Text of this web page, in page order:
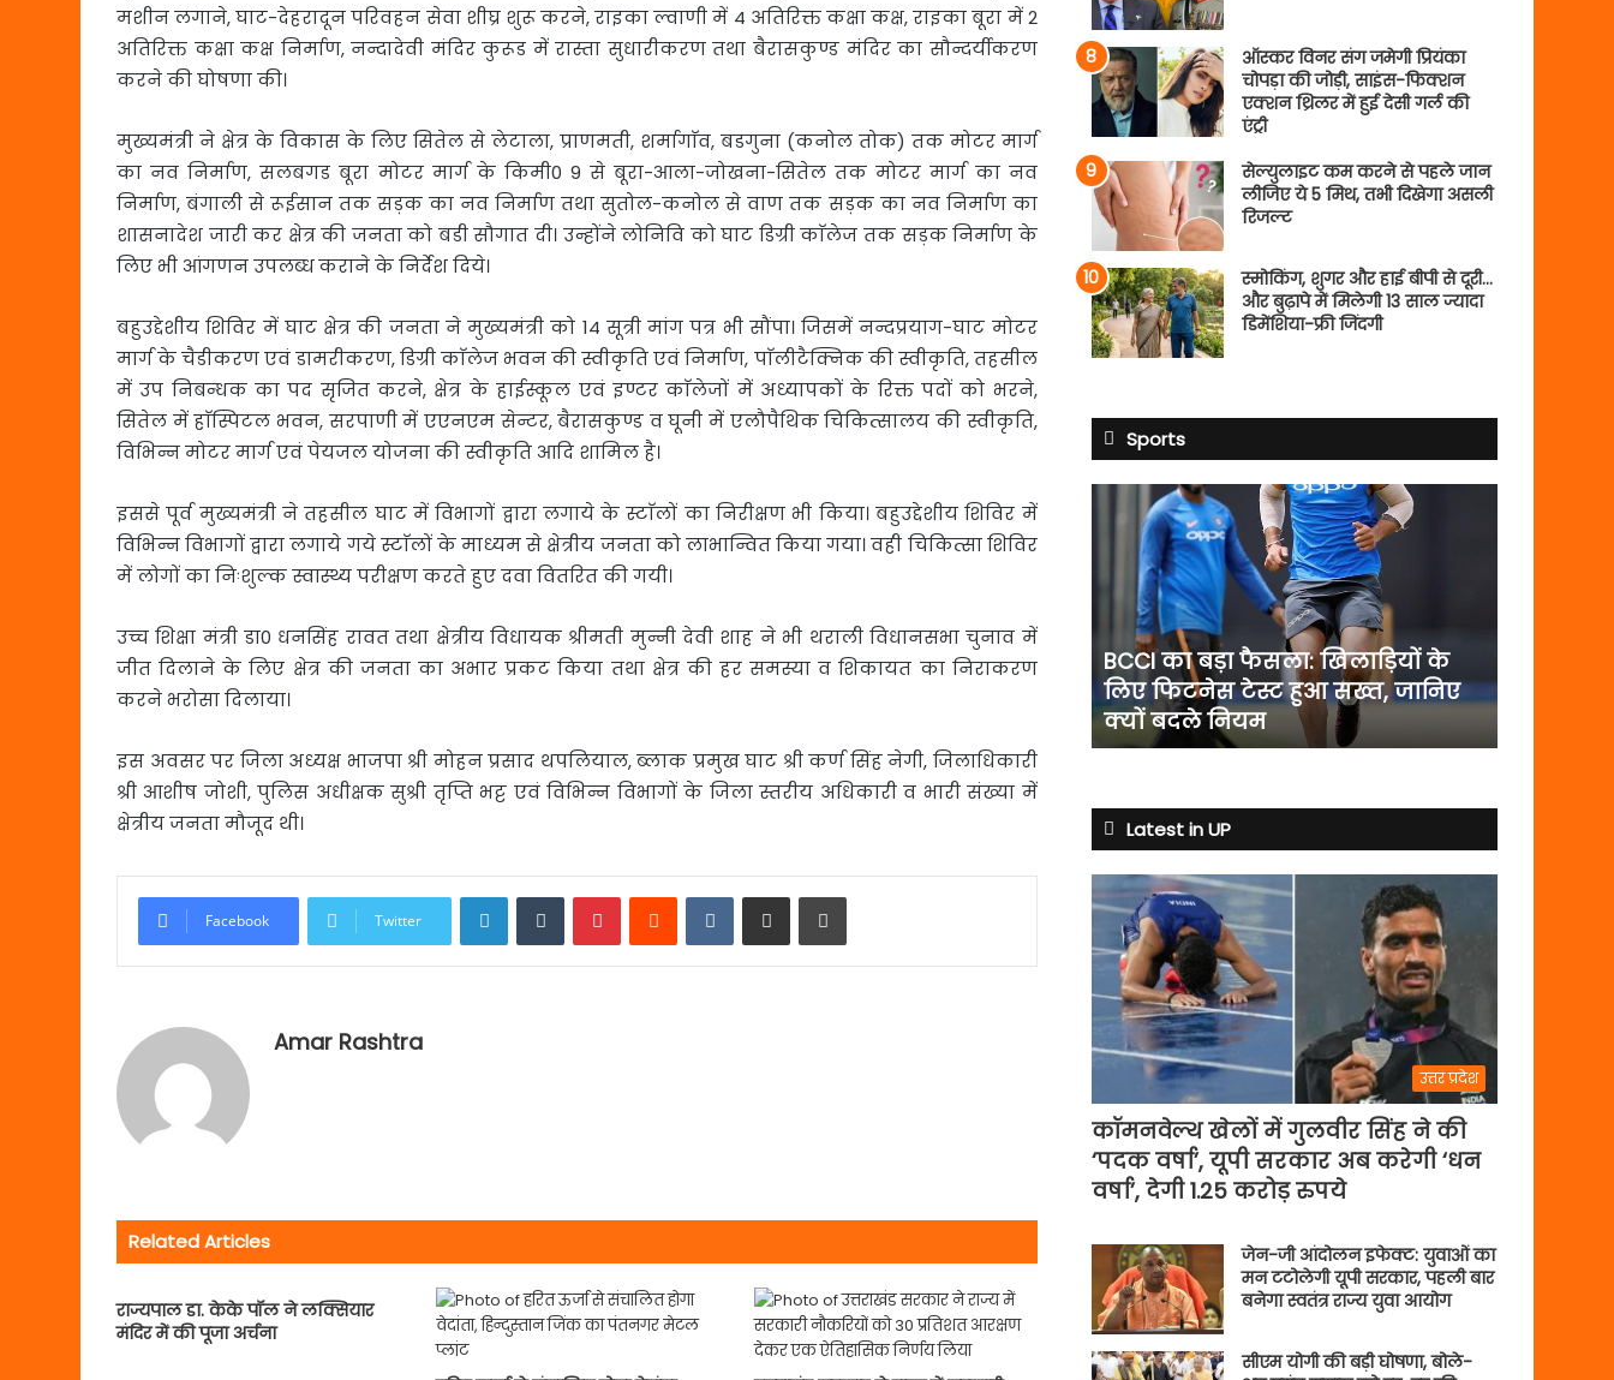
मशीन लगाने, घाट-देहरादून परिवहन सेवा शीघ्र शुरू करने, राइका ल्वाणी में 4 अतिरिक्त कक्षा कक्ष, राइका बूरा में 2
अतिरिक्त कक्षा कक्ष निर्माण, नन्दादेवी मंदिर कुरूड में रास्ता सुधारीकरण तथा बैरासकुण्ड मंदिर का सौन्दर्यीकरण
करने की घोषणा की।
मुख्यमंत्री ने क्षेत्र के विकास के लिए सितेल से लेटाला, प्राणमती, शर्मागाॅव, बडगुना (कनोल तोक) तक मोटर मार्ग
का नव निर्माण, सलबगड बूरा मोटर मार्ग के किमी0 9 से बूरा-आला-जोखना-सितेल तक मोटर मार्ग का नव
निर्माण, बंगाली से रूईसान तक सड़क का नव निर्माण तथा सुतोल-कनोल से वाण तक सड़क का नव निर्माण का
शासनादेश जारी कर क्षेत्र की जनता को बडी सौगात दी। उन्होंने लोनिवि को घाट डिग्री काॅलेज तक सड़क निर्माण के
लिए भी आंगणन उपलब्ध कराने के निर्देश दिये।
बहुउद्देशीय शिविर में घाट क्षेत्र की जनता ने मुख्यमंत्री को 14 सूत्री मांग पत्र भी सौंपा। जिसमें नन्दप्रयाग-घाट मोटर
मार्ग के चैडीकरण एवं डामरीकरण, डिग्री काॅलेज भवन की स्वीकृति एवं निर्माण, पाॅलीटैक्निक की स्वीकृति, तहसील
में उप निबन्धक का पद सृजित करने, क्षेत्र के हाईस्कूल एवं इण्टर काॅलेजों में अध्यापकों के रिक्त पदों को भरने,
सितेल में हाॅस्पिटल भवन, सरपाणी में एएनएम सेन्टर, बैरासकुण्ड व घूनी में एलौपैथिक चिकित्सालय की स्वीकृति,
विभिन्न मोटर मार्ग एवं पेयजल योजना की स्वीकृति आदि शामिल है।
इससे पूर्व मुख्यमंत्री ने तहसील घाट में विभागों द्वारा लगाये के स्टाॅलों का निरीक्षण भी किया। बहुउद्देशीय शिविर में
विभिन्न विभागों द्वारा लगाये गये स्टाॅलों के माध्यम से क्षेत्रीय जनता को लाभान्वित किया गया। वही चिकित्सा शिविर
में लोगों का निःशुल्क स्वास्थ्य परीक्षण करते हुए दवा वितरित की गयी।
उच्च शिक्षा मंत्री डा0 धनसिंह रावत तथा क्षेत्रीय विधायक श्रीमती मुन्नी देवी शाह ने भी थराली विधानसभा चुनाव में
जीत दिलाने के लिए क्षेत्र की जनता का अभार प्रकट किया तथा क्षेत्र की हर समस्या व शिकायत का निराकरण
करने भरोसा दिलाया।
इस अवसर पर जिला अध्यक्ष भाजपा श्री मोहन प्रसाद थपलियाल, ब्लाक प्रमुख घाट श्री कर्ण सिंह नेगी, जिलाधिकारी
श्री आशीष जोशी, पुलिस अधीक्षक सुश्री तृप्ति भट्ट एवं विभिन्न विभागों के जिला स्तरीय अधिकारी व भारी संख्या में
क्षेत्रीय जनता मौजूद थी।
Facebook Twitter
LinkedInTumblrPinterestReddit VKontakte
Share via Email Print
Amar Rashtra
Related Articles
राज्यपाल डा. केके पॉल ने लक्सियार
मंदिर में की पूजा अर्चना
ऑस्कर विनर संग जमेगी प्रियंका
चोपड़ा की जोड़ी, साइंस-फिक्शन
एक्शन थ्रिलर में हुई देसी गर्ल की
एंट्री
सेल्युलाइट कम करने से पहले जान
लीजिए ये 5 मिथ, तभी दिखेगा असली
रिजल्ट
स्मोकिंग, शुगर और हाई बीपी से दूरी…
और बुढ़ापे में मिलेगी 13 साल ज्यादा
डिमेंशिया-फ्री जिंदगी
Sports
फैसला:
खिलाड़ियों
फिटनेस
टेस्ट
हुआ
सख्त,
बदले
नियम
BCCI का बड़ा फैसला: खिलाड़ियों के
लिए फिटनेस टेस्ट हुआ सख्त, जानिए
क्यों बदले नियम
Latest in UP
उत्तर प्रदेश
कॉमनवेल्थ खेलों में गुलवीर सिंह ने की
‘पदक वर्षा’, यूपी सरकार अब करेगी ‘धन
वर्षा’, देगी 1.25 करोड़ रुपये
जेन-जी आंदोलन इफेक्ट: युवाओं का
मन टटोलेगी यूपी सरकार, पहली बार
बनेगा स्वतंत्र राज्य युवा आयोग
सीएम योगी की बड़ी घोषणा, बोले-